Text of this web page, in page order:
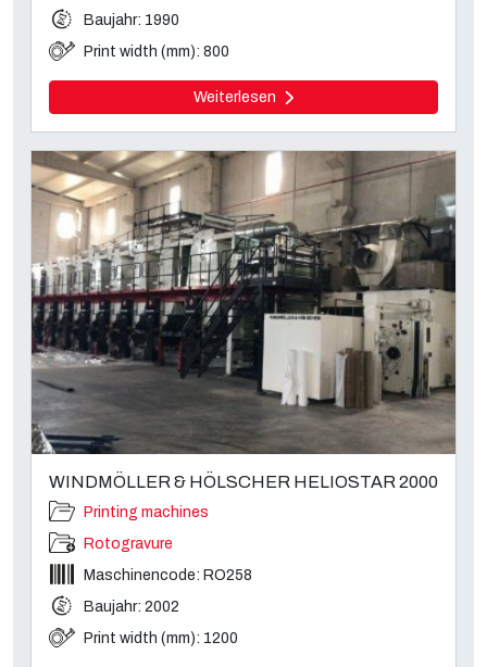
Baujahr: 1990
Print width (mm): 800
Weiterlesen
WINDMÖLLER & HÖLSCHER HELIOSTAR 2000
Printing machines
Rotogravure
Maschinencode: RO258
Baujahr: 2002
Print width (mm): 1200